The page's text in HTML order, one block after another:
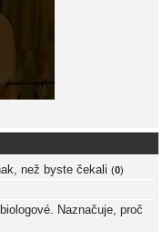
než byste čekali (0)
Naznačuje, proč